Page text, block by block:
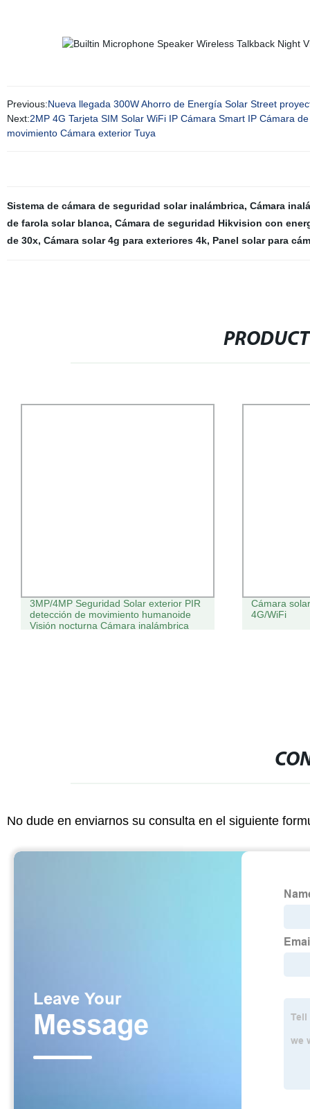
Previous:Nueva llegada 300W Ahorro de Energía Solar Street
Next:2MP 4G Tarjeta SIM Solar WiFi IP Cámara Smart IP Cámara
movimiento Cámara exterior Tuya
Sistema de cámara de seguridad solar inalámbrica, Cámara
de farola solar blanca, Cámara de seguridad Hikvision con
de 30x, Cámara solar 4g para exteriores 4k, Panel solar para
3MP/4MP Seguridad Solar exterior PIR
detección de movimiento humanoide
Visión nocturna Cámara inalámbrica
Cámara
4G/WiFi
No dude en enviarnos su consulta en el siguiente